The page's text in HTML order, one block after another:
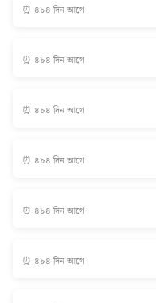
⏰ ৪৮৪ দিন আগে
⏰ ৪৮৪ দিন আগে
⏰ ৪৮৪ দিন আগে
⏰ ৪৮৪ দিন আগে
⏰ ৪৮৪ দিন আগে
⏰ ৪৮৪ দিন আগে